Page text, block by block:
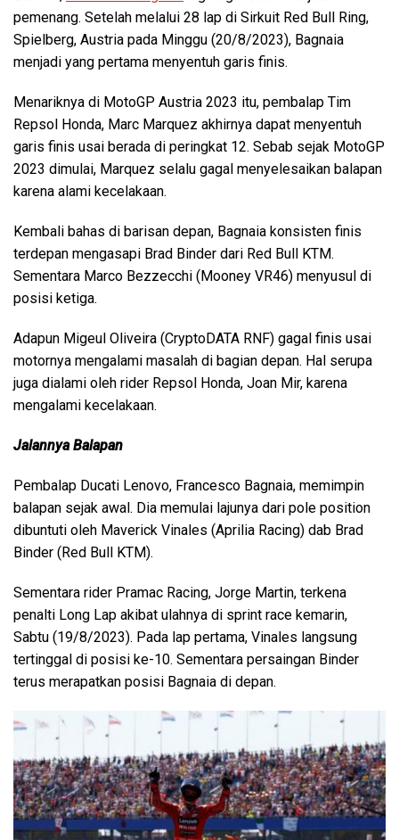
pemenang. Setelah melalui 28 lap di Sirkuit Red Bull Ring,
Spielberg, Austria pada Minggu (20/8/2023), Bagnaia
menjadi yang pertama menyentuh garis finis.
Menariknya di MotoGP Austria 2023 itu, pembalap Tim
Repsol Honda, Marc Marquez akhirnya dapat menyentuh
garis finis usai berada di peringkat 12. Sebab sejak MotoGP
2023 dimulai, Marquez selalu gagal menyelesaikan balapan
karena alami kecelakaan.
Kembali bahas di barisan depan, Bagnaia konsisten finis
terdepan mengasapi Brad Binder dari Red Bull KTM.
Sementara Marco Bezzecchi (Mooney VR46) menyusul di
posisi ketiga.
Adapun Migeul Oliveira (CryptoDATA RNF) gagal finis usai
motornya mengalami masalah di bagian depan. Hal serupa
juga dialami oleh rider Repsol Honda, Joan Mir, karena
mengalami kecelakaan.
Jalannya Balapan
Pembalap Ducati Lenovo, Francesco Bagnaia, memimpin
balapan sejak awal. Dia memulai lajunya dari pole position
dibuntuti oleh Maverick Vinales (Aprilia Racing) dab Brad
Binder (Red Bull KTM).
Sementara rider Pramac Racing, Jorge Martin, terkena
penalti Long Lap akibat ulahnya di sprint race kemarin,
Sabtu (19/8/2023). Pada lap pertama, Vinales langsung
tertinggal di posisi ke-10. Sementara persaingan Binder
terus merapatkan posisi Bagnaia di depan.